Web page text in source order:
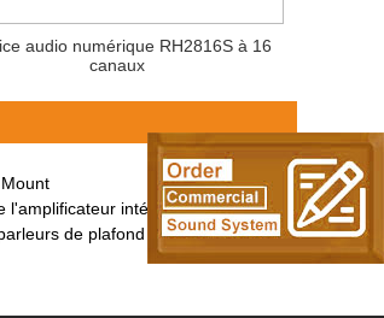
audio numérique RH2816S à 16
canaux
intégré au système de sonorisation HIFI
à l'amplificateur intégré du système de son